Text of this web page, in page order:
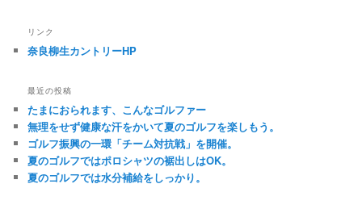
リンク
奈良柳生カントリーHP
最近の投稿
たまにおられます、こんなゴルファー
無理をせず健康な汗をかいて夏のゴルフを楽しもう。
ゴルフ振興の一環「チーム対抗戦」を開催。
夏のゴルフではポロシャツの裾出しはOK。
夏のゴルフでは水分補給をしっかり。